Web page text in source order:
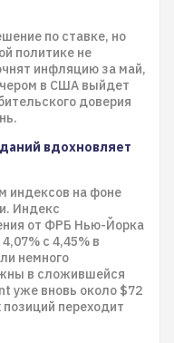
по ставке, но
политике не
инфляцию за май,
в США выйдет
доверия
вдохновляет
индексов на фоне
Индекс
от ФРБ Нью-Йорка
с 4,45% в
немного
в сложившейся
уже вновь около $72
переходит